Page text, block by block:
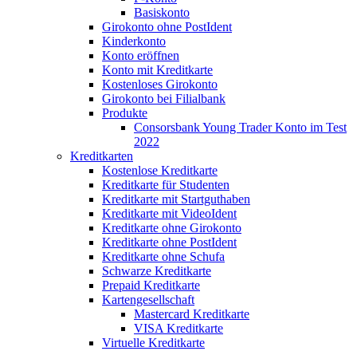
Basiskonto
Girokonto ohne PostIdent
Kinderkonto
Konto eröffnen
Konto mit Kreditkarte
Kostenloses Girokonto
Girokonto bei Filialbank
Produkte
Consorsbank Young Trader Konto im Test
2022
Kreditkarten
Kostenlose Kreditkarte
Kreditkarte für Studenten
Kreditkarte mit Startguthaben
Kreditkarte mit VideoIdent
Kreditkarte ohne Girokonto
Kreditkarte ohne PostIdent
Kreditkarte ohne Schufa
Schwarze Kreditkarte
Prepaid Kreditkarte
Kartengesellschaft
Mastercard Kreditkarte
VISA Kreditkarte
Virtuelle Kreditkarte